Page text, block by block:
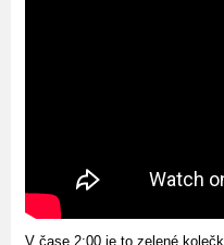
V čase 2:00 je to zelené